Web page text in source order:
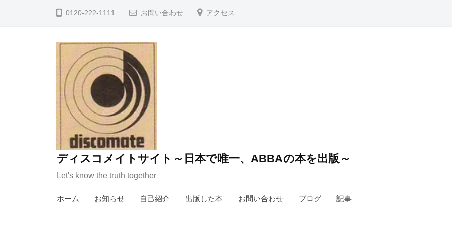
0120-222-1111 お問い合わせ アクセス
ディスコメイトサイト～日本で唯一、ABBAの本を出版～
Let's know the truth together
ホーム お知らせ 自己紹介 出版した本 お問い合わせ ブログ 記事